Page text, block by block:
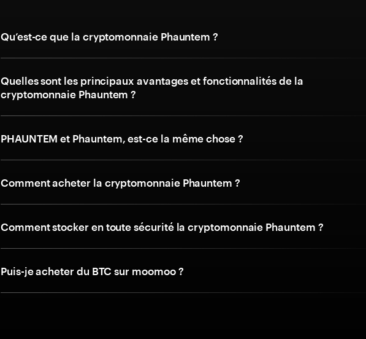
Qu’est-ce que la cryptomonnaie Phauntem ?
Quelles sont les principaux avantages et fonctionnalités de la
cryptomonnaie Phauntem ?
PHAUNTEM et Phauntem, est-ce la même chose ?
Comment acheter la cryptomonnaie Phauntem ?
Comment stocker en toute sécurité la cryptomonnaie Phauntem ?
Puis-je acheter du BTC sur moomoo ?